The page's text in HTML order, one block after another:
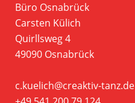
Büro Osnabrück
Carsten Külich
Quirllsweg 4
49090 Osnabrück
c.kuelich@creaktiv-tanz.de